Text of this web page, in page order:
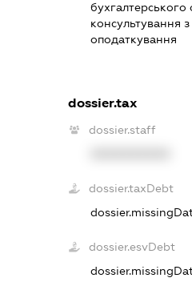
бухгалтерського
консультування
оподаткування
dossier.tax
dossier.staff
dossier.taxDebt
dossier.esvDebt